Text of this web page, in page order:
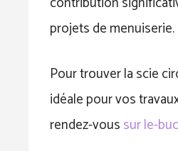
projets de menuiserie.
Pour trouver la scie
idéale pour vos
rendez-voussur le-